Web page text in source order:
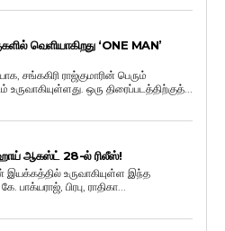
வெளியாகிறது ‘ONE MAN’
சங்ககிரி ராஜ்குமாரின் பெரும்
ஒரு திரைப்படத்திற்குத்...
ஹாய் ஆகஸ்ட் 28-ல் ரிலீஸ்!
உருவாகியுள்ள இந்த
பிரபு, ராதிகா...